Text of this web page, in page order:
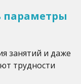
параметры
занятий и даже
трудности